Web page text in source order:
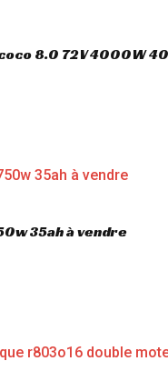
8.0 72V 4000W
35ah à vendre